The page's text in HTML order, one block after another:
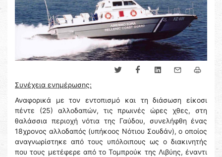
Συνέχεια ενημέρωσης:
Αναφορικά με τον εντοπισμό και τη διάσωση είκοσι
πέντε (25) αλλοδαπών, τις πρωινές ώρες χθες, στη
θαλάσσια περιοχή νότια της Γαύδου, συνελήφθη ένας
18χρονος αλλοδαπός (υπήκοος Νότιου Σουδάν), ο οποίος
αναγνωρίστηκε από τους υπόλοιπους ως ο διακινητής
που τους μετέφερε από το Τομπρούκ της Λιβύης, έναντι